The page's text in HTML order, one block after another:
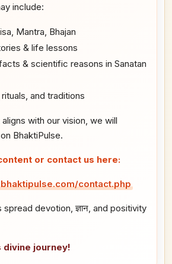
include:
Mantra, Bhajan
& life lessons
& scientific reasons in Sanatan
and traditions
with our vision, we will
BhaktiPulse.
or contact us here:
contact.php
devotion, ज्ञान, and positivity
divine journey!